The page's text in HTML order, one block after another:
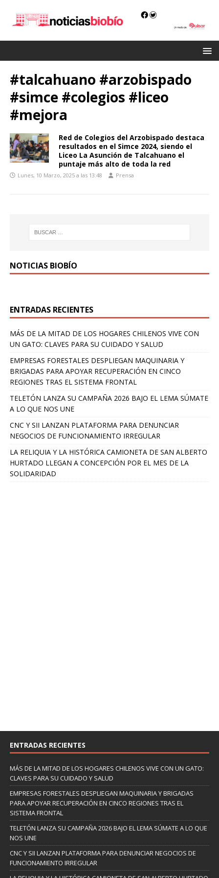
#talcahuano #arzobispado
#simce #colegios #liceo
#mejora
Red de Colegios del Arzobispado destaca
resultados en el Simce 2024, siendo el
Liceo La Asunción de Talcahuano el
puntaje más alto de toda la red
Lunes, 10 Marzo, 2025 a las 13:48 Prensa
NOTICIAS BIOBÍO
ENTRADAS RECIENTES
MÁS DE LA MITAD DE LOS HOGARES CHILENOS VIVE CON
UN GATO: CLAVES PARA SU CUIDADO Y SALUD
EMPRESAS FORESTALES DESPLIEGAN MAQUINARIA Y
BRIGADAS PARA APOYAR RECUPERACIÓN EN CINCO
REGIONES TRAS EL SISTEMA FRONTAL
TELETÓN LANZA SU CAMPAÑA 2026 BAJO EL LEMA SÚMATE
A LO QUE NOS UNE
CNC Y SII LANZAN PLATAFORMA PARA DENUNCIAR
NEGOCIOS DE FUNCIONAMIENTO IRREGULAR
LA RELIQUIA Y LA HISTÓRICA CAMIONETA DE SAN ALBERTO
HURTADO LLEGAN A CONCEPCIÓN POR EL MES DE LA
SOLIDARIDAD
ENTRADAS RECIENTES
MÁS DE LA MITAD DE LOS HOGARES CHILENOS VIVE CON UN GATO:
CLAVES PARA SU CUIDADO Y SALUD
EMPRESAS FORESTALES DESPLIEGAN MAQUINARIA Y BRIGADAS
PARA APOYAR RECUPERACIÓN EN CINCO REGIONES TRAS EL
SISTEMA FRONTAL
TELETÓN LANZA SU CAMPAÑA 2026 BAJO EL LEMA SÚMATE A LO QUE
NOS UNE
CNC Y SII LANZAN PLATAFORMA PARA DENUNCIAR NEGOCIOS DE
FUNCIONAMIENTO IRREGULAR